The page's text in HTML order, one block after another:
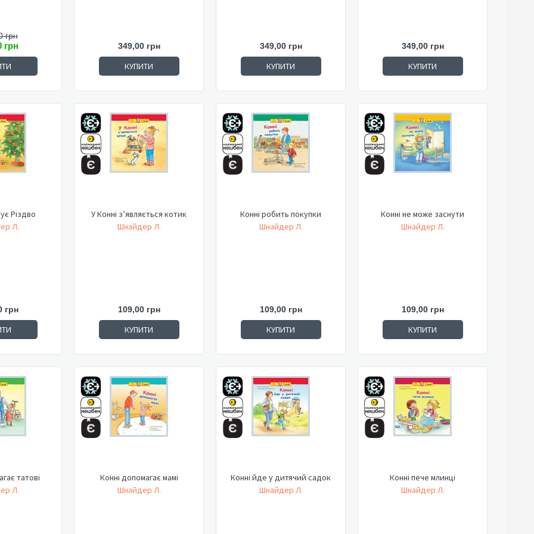
грн
грн 349,00 грн
КУПИТИ
349,00 грн
КУПИТИ
349,00 грн
КУПИТИ
Різдво
Л.
грн
У Конні з’являється котик
Шнайдер Л.
109,00 грн
КУПИТИ
Конні робить покупки
Шнайдер Л.
109,00 грн
КУПИТИ
Конні не може заснути
Шнайдер Л.
109,00 грн
КУПИТИ
татові
Л.
Конні допомагає мамі
Шнайдер Л.
Конні йде у дитячий садок
Шнайдер Л.
Конні пече млинці
Шнайдер Л.